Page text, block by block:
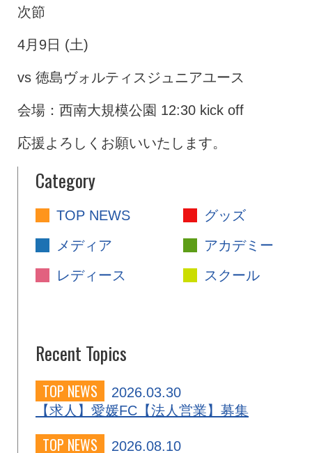
次節
4月9日 (土)
vs 徳島ヴォルティスジュニアユース
会場：西南大規模公園 12:30 kick off
応援よろしくお願いいたします。
Category
TOP NEWS
グッズ
メディア
アカデミー
レディース
スクール
Recent Topics
TOP NEWS
2026.03.30
【求人】愛媛FC【法人営業】募集
TOP NEWS 2026.08.10